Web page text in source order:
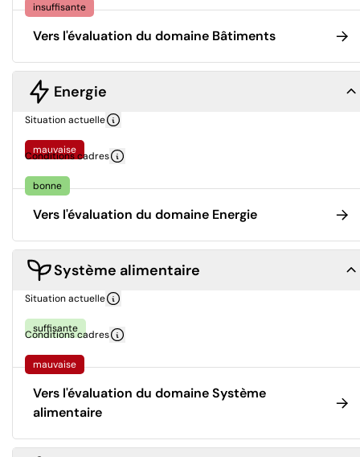
insuffisante
Vers l'évaluation du domaine Bâtiments
Energie
Situation actuelle
mauvaise
Conditions cadres
bonne
Vers l'évaluation du domaine Energie
Système alimentaire
Situation actuelle
suffisante
Conditions cadres
mauvaise
Vers l'évaluation du domaine Système
alimentaire